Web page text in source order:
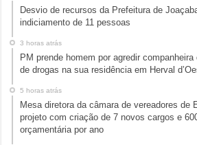
Desvio de recursos da Prefeitura de
indiciamento de 11 pessoas
3 horas atrás
PM prende homem por agredir
de drogas na sua residência em Herval
5 horas atrás
Mesa diretora da câmara de vereadores de
projeto com criação de 7 novos cargos e
orçamentária por ano